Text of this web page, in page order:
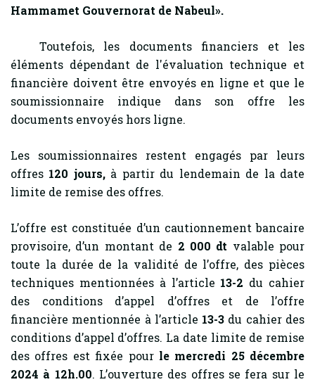
Hammamet Gouvernorat de Nabeul».
Toutefois, les documents financiers et les
éléments dépendant de l'évaluation technique et
financière doivent être envoyés en ligne et que le
soumissionnaire indique dans son offre les
documents envoyés hors ligne.
Les soumissionnaires restent engagés par leurs
offres 120 jours,à partir du lendemain de la date
limite de remise des offres.
L’offre est constituée d’un cautionnement bancaire
provisoire, d’un montant de 2 000 dt valable pour
toute la durée de la validité de l’offre, des pièces
techniques mentionnées à l’article 13-2 du cahier
des conditions d’appel d’offres et de l’offre
financière mentionnée à l’article 13-3 du cahier des
conditions d’appel d’offres. La date limite de remise
des offres est fixée pour le mercredi 25 décembre
2024 à 12h.00. L’ouverture des offres se fera sur le